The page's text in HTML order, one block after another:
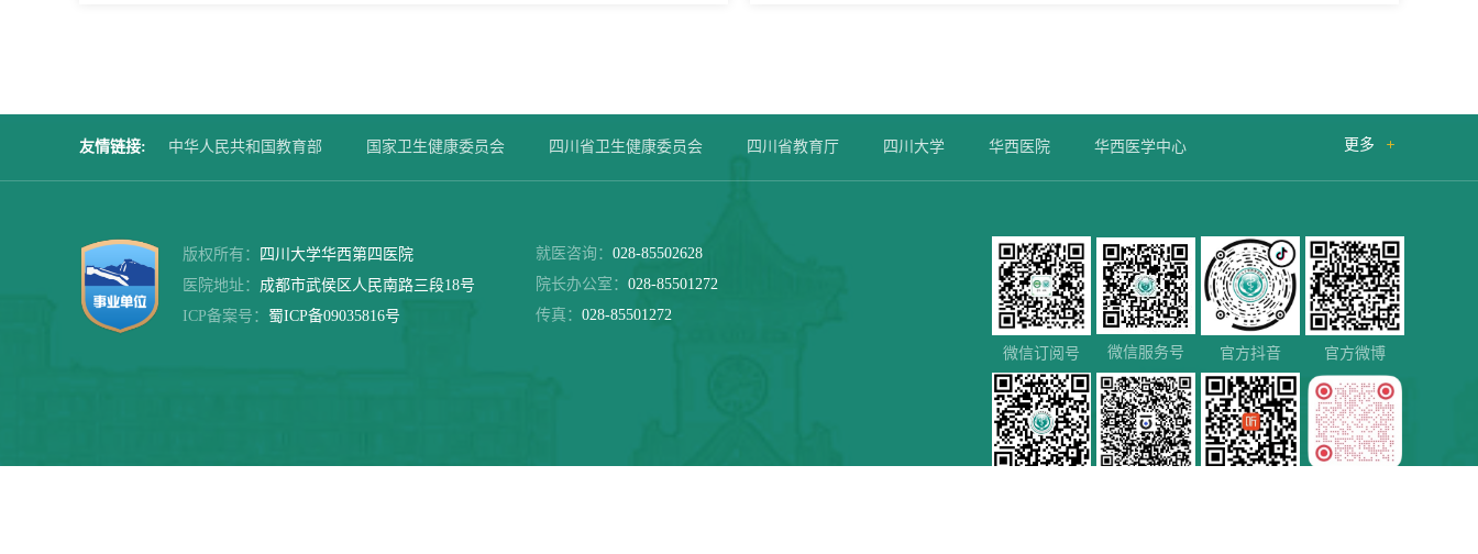
友情链接: 中华人民共和国教育部 国家卫生健康委员会 四川省卫生健康委员会 四川省教育厅 四川大学 华西医院 华西医学中心 更多 
版权所有：
四川大学华西第四医院
医院地址： 成都市武侯区人民南路三段18号
ICP备案号： 蜀ICP备09035816号
就医咨询： 028-85502628
院长办公室： 028-85501272
传真： 028-85501272
微信订阅号 微信服务号 官方抖音 官方微博